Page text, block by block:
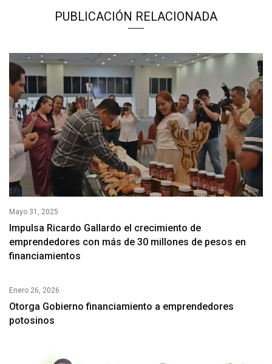
PUBLICACIÓN RELACIONADA
Mayo 31, 2025
Impulsa Ricardo Gallardo el crecimiento de
emprendedores con más de 30 millones de pesos en
financiamientos
Enero 26, 2026
Otorga Gobierno financiamiento a emprendedores
potosinos